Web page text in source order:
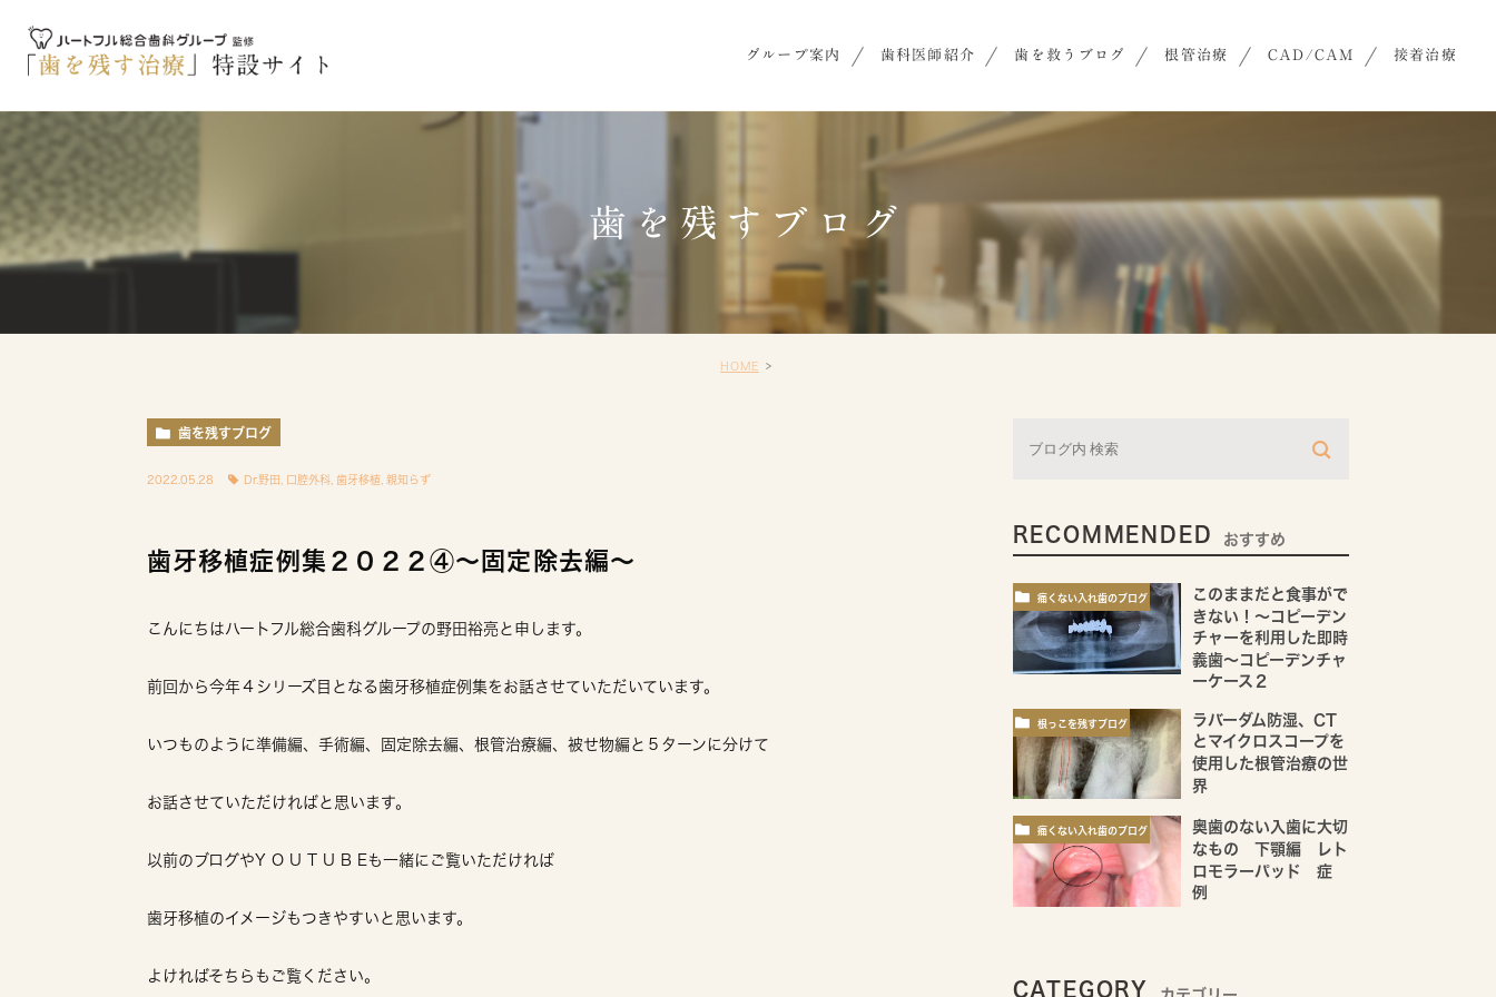
グループ案内 歯科医師紹介 歯を救うブログ 根管治療 CAD/CAM 接着治療
歯を残すブログ
HOME
歯を残すブログ
2022.05.28 Dr.野田 口腔外科 歯牙移植 親知らず
歯牙移植症例集２０２２④〜固定除去編〜
こんにちはハートフル総合歯科グループの野田裕亮と申します。
前回から今年４シリーズ目となる歯牙移植症例集をお話させていただいています。
いつものように準備編、手術編、固定除去編、根管治療編、被せ物編と５ターンに分けて
お話させていただければと思います。
以前のブログやY O U T U B Eも一緒にご覧いただければ
歯牙移植のイメージもつきやすいと思います。
よければそちらもご覧ください。
RECOMMENDED おすすめ
痛くない入れ歯のブログ
このままだと食事がで
きない！～コピーデン
チャーを利用した即時
義歯～コピーデンチャ
ーケース２
根っこを残すブログ
ラバーダム防湿、CT
とマイクロスコープを
使用した根管治療の世
界
痛くない入れ歯のブログ
奥歯のない入歯に大切
なもの 下顎編 レト
ロモラーパッド 症
例
CATEGORY